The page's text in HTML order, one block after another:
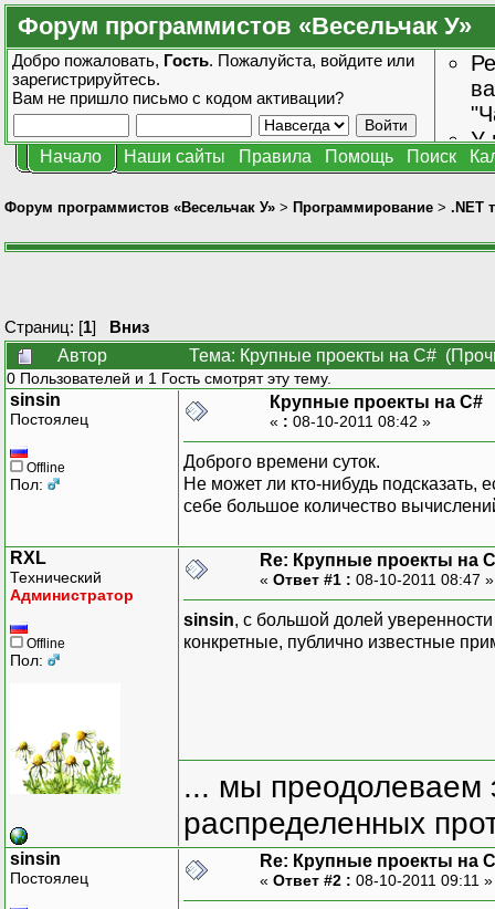
Форум программистов «Весельчак У»
Добро пожаловать, Гость. Пожалуйста, войдите или
зарегистрируйтесь.
Вам не пришло письмо с кодом активации?
У
Начало Наши сайты Правила Помощь Поиск
Форум программистов «Весельчак У» > Программирование > .NET
Страниц: [1] Вниз
Автор
Тема: Крупные проекты на C#
0 Пользователей и 1 Гость смотрят эту тему.
sinsin
Постоялец
Offline
Пол:
Крупные проекты на C#
« : 08-10-2011 08:42 »
Доброго времени суток.
Не может ли кто-нибудь подсказать,
себе большое количество
RXL
Технический
Администратор
Offline
Пол:
Re: Крупные проекты на
« Ответ #1 : 08-10-2011 08:47
sinsin, с большой долей
конкретные, публично известные
... мы преодолеваем
распределенных
sinsin
Постоялец
Re: Крупные проекты на
« Ответ #2 : 08-10-2011 09:11